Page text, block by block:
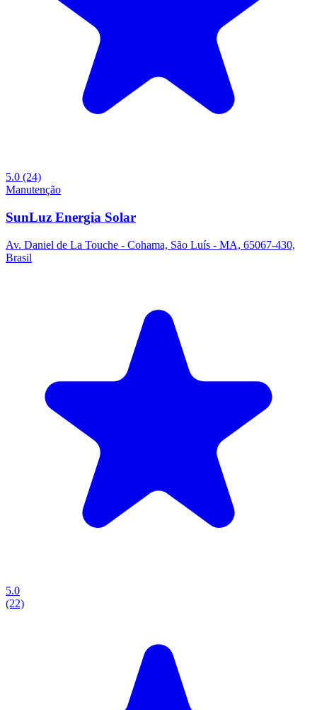
5.0 (24)
Manutenção
SunLuz Energia Solar
Av. Daniel de La Touche - Cohama, São Luís - MA, 65067-430,
Brasil
5.0
(22)